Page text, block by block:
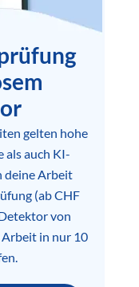
gelten hohe
als auch KI-
deine Arbeit
(ab CHF
von
in nur 10